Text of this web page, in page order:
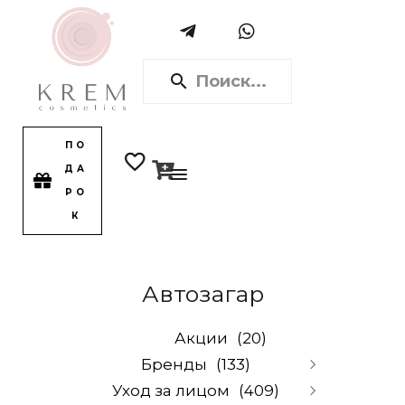
ПО
ДА
РО
К
Автозагар
Акции
(20)
Бренды
(133)
Alpika
(0)
Уход за лицом (409)